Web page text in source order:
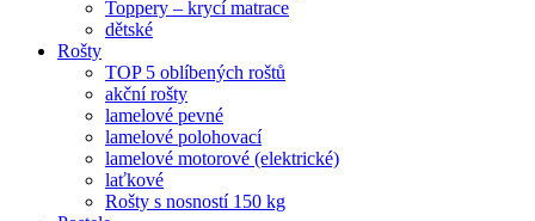
Toppery – krycí matrace
dětské
Rošty
TOP 5 oblíbených roštů
akční rošty
lamelové pevné
lamelové polohovací
lamelové motorové (elektrické)
laťkové
Rošty s nosností 150 kg